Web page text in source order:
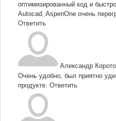
оптимизированный код и
Autocad, AspenOne очень
Ответить
Александр
Очень удобно, был приятно
продукте. Ответить